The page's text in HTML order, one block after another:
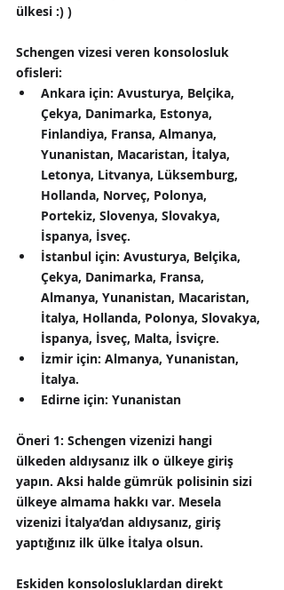
ülkesi :) )
Schengen vizesi veren konsolosluk
ofisleri:
Ankara için: Avusturya, Belçika,
Çekya, Danimarka, Estonya,
Finlandiya, Fransa, Almanya,
Yunanistan, Macaristan, İtalya,
Letonya, Litvanya, Lüksemburg,
Hollanda, Norveç, Polonya,
Portekiz, Slovenya, Slovakya,
İspanya, İsveç.
İstanbul için: Avusturya, Belçika,
Çekya, Danimarka, Fransa,
Almanya, Yunanistan, Macaristan,
İtalya, Hollanda, Polonya, Slovakya,
İspanya, İsveç, Malta, İsviçre.
İzmir için: Almanya, Yunanistan,
İtalya.
Edirne için: Yunanistan
Öneri 1: Schengen vizenizi hangi
ülkeden aldıysanız ilk o ülkeye giriş
yapın. Aksi halde gümrük polisinin sizi
ülkeye almama hakkı var. Mesela
vizenizi İtalya’dan aldıysanız, giriş
yaptığınız ilk ülke İtalya olsun.
Eskiden konsolosluklardan direkt